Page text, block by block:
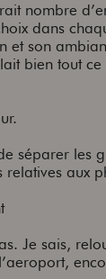
nombre
dans
son
bien tout ce
séparer les
relatives aux
Je sais,